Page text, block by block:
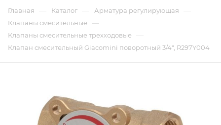
Главная — Каталог — Арматура регулирующая —
Клапаны смесительные —
Клапаны смесительные трехходовые —
Клапан смесительный Giacomini поворотный 3/4", R297Y004